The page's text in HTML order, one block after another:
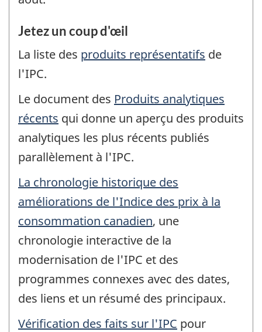
Jetez un coup d'œil
La liste des produits représentatifs de
l'IPC.
Le document des Produits analytiques
récents qui donne un aperçu des produits
analytiques les plus récents publiés
parallèlement à l'IPC.
La chronologie historique des
améliorations de l'Indice des prix à la
consommation canadien, une
chronologie interactive de la
modernisation de l'IPC et des
programmes connexes avec des dates,
des liens et un résumé des principaux.
Vérification des faits sur l'IPC pour